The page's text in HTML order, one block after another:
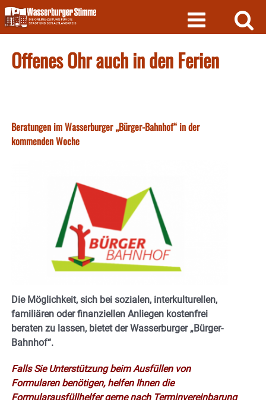
Skip
to
content
Offenes Ohr auch in den Ferien
Beratungen im Wasserburger „Bürger-Bahnhof“ in der
kommenden Woche
Die Möglichkeit, sich bei sozialen, interkulturellen,
familiären oder finanziellen Anliegen kostenfrei
beraten zu lassen, bietet der Wasserburger „Bürger-
Bahnhof“.
Falls Sie Unterstützung beim Ausfüllen von
Formularen benötigen, helfen Ihnen die
Formularausfüllhelfer gerne nach Terminvereinbarung